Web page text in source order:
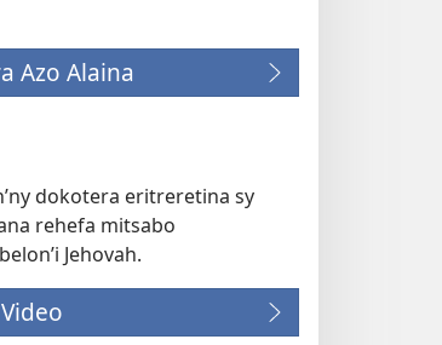
Azo Alaina
dokotera eritreretina sy
rehefa mitsabo
Jehovah.